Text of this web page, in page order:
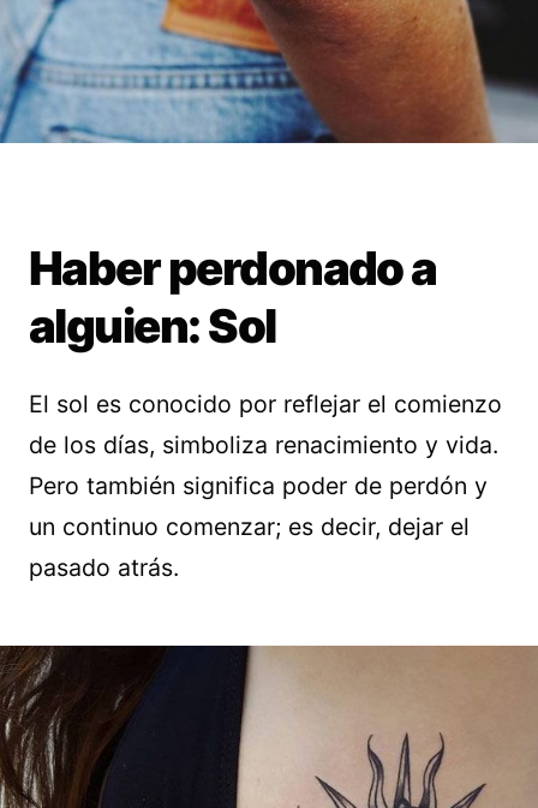
Haber perdonado a
alguien: Sol
El sol es conocido por reflejar el comienzo
de los días, simboliza renacimiento y vida.
Pero también significa poder de perdón y
un continuo comenzar; es decir, dejar el
pasado atrás.